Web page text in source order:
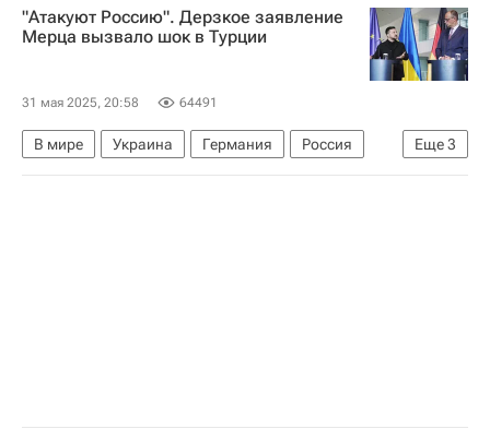
"Атакуют Россию". Дерзкое заявление
Мерца вызвало шок в Турции
31 мая 2025, 20:58 64491
Еще3
В мире Украина Германия
Россия
Дмитрий Песков
Вооруженные силы Украины